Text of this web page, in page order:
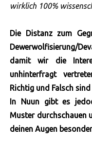
wirklich 100%
Die Distanz zum
Dewerwolfisierung/
damit wir die
unhinterfragt
Richtig und Falsch
In Nuun gibt es
Muster durchschauen
deinen Augen